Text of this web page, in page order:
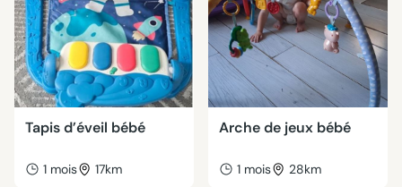
Tapis d’éveil bébé
1 mois 17km
Arche de jeux bébé
1 mois 28km